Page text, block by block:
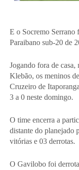
E o Socremo Serrano
Paraibano sub-20 de
Jogando fora de
Klebão, os meninos
Cruzeiro de
3 a 0 neste domingo.
O time encerra a
distante do planejado
vitórias e 03 derrotas.
O Gavilobo foi